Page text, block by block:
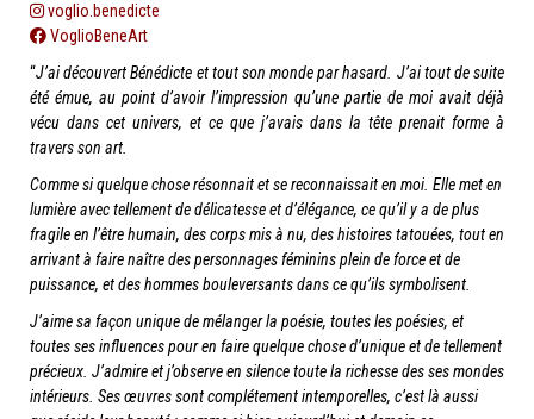
voglio.benedicte
VoglioBeneArt
“J’ai découvert Bénédicte et tout son monde par hasard. J’ai tout de suite
été émue, au point d’avoir l’impression qu’une partie de moi avait déjà
vécu dans cet univers, et ce que j’avais dans la tête prenait forme à
travers son art.
Comme si quelque chose résonnait et se reconnaissait en moi. Elle met en
lumière avec tellement de délicatesse et d’élégance, ce qu’il y a de plus
fragile en l’être humain, des corps mis à nu, des histoires tatouées, tout en
arrivant à faire naître des personnages féminins plein de force et de
puissance, et des hommes bouleversants dans ce qu’ils symbolisent.
J’aime sa façon unique de mélanger la poésie, toutes les poésies, et
toutes ses influences pour en faire quelque chose d’unique et de tellement
précieux. J’admire et j’observe en silence toute la richesse des ses mondes
intérieurs. Ses œuvres sont complétement intemporelles, c’est là aussi